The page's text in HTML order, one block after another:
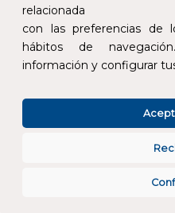
relacionada
con las preferencias de
hábitos de
información y configurar
Atención al cliente